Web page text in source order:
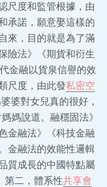
尺度和監管根據，由
承諾，願意娶這樣的
來，目的就是為了滿
險法》《期貨和衍生
代金融以貨泉信譽的效
尺度，由此發私密空
婆對女兒真的很好，
媽說道。融穩固法》
金融法》《科技金融
金融法的效能性邏輯
質成長的中國特點屬
第二，體系性共享會